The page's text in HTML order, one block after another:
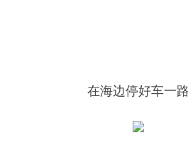
在海边停好车一